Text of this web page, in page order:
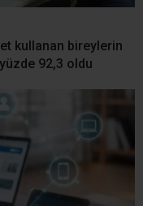
kullanan bireylerin
92,3 oldu